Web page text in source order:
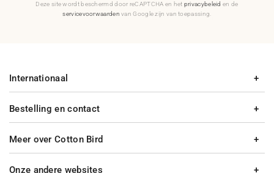
Deze site wordt beschermd door reCAPTCHA en het privacybeleid en de
servicevoorwaarden van Google zijn van toepassing.
Bestelling en contact
Meer over Cotton Bird
Internationaal
Onze andere websites